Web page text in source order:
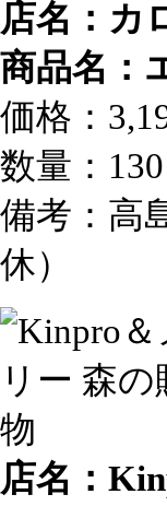
店名：カ
商品名：
価格：
数量：130
備考：高
休）
店名：